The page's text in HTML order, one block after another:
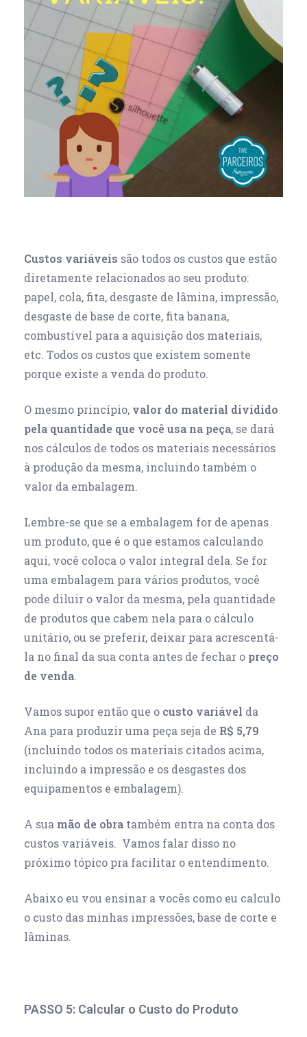
Custos variáveis são todos os custos que estão
diretamente relacionados ao seu produto:
papel, cola, fita, desgaste de lâmina, impressão,
desgaste de base de corte, fita banana,
combustível para a aquisição dos materiais,
etc. Todos os custos que existem somente
porque existe a venda do produto.
O mesmo princípio, valor do material dividido
pela quantidade que você usa na peça, se dará
nos cálculos de todos os materiais necessários
à produção da mesma, incluindo também o
valor da embalagem.
Lembre-se que se a embalagem for de apenas
um produto, que é o que estamos calculando
aqui, você coloca o valor integral dela. Se for
uma embalagem para vários produtos, você
pode diluir o valor da mesma, pela quantidade
de produtos que cabem nela para o cálculo
unitário, ou se preferir, deixar para acrescentá-
la no final da sua conta antes de fechar o preço
de venda.
Vamos supor então que o custo variável da
Ana para produzir uma peça seja de R$ 5,79
(incluindo todos os materiais citados acima,
incluindo a impressão e os desgastes dos
equipamentos e embalagem).
A sua mão de obra também entra na conta dos
custos variáveis. Vamos falar disso no
próximo tópico pra facilitar o entendimento.
Abaixo eu vou ensinar a vocês como eu calculo
o custo das minhas impressões, base de corte e
lâminas.
PASSO 5: Calcular o Custo do Produto